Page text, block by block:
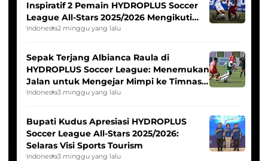
Inspiratif 2 Pemain HYDROPLUS Soccer
League All-Stars 2025/2026 Mengikuti
Seleksi Timnas Indonesia Putri
Indonesia2 minggu yang lalu
Sepak Terjang Albianca Raula di
HYDROPLUS Soccer League: Menemukan
Jalan untuk Mengejar Mimpi ke Timnas
Indonesia Putri
Indonesia3 minggu yang lalu
Bupati Kudus Apresiasi HYDROPLUS
Soccer League All-Stars 2025/2026:
Selaras Visi Sports Tourism
Indonesia3 minggu yang lalu